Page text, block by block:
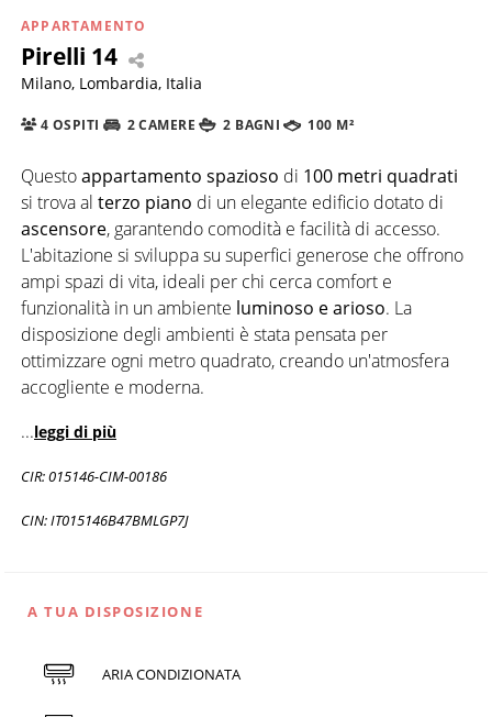
APPARTAMENTO
Pirelli 14
Milano, Lombardia, Italia
4 OSPITI 2 CAMERE 2 BAGNI 100 M²
Questoappartamento spazioso di 100 metri quadrati
si trova al terzo piano di un elegante edificio dotato di
ascensore, garantendo comodità e facilità di accesso.
L'abitazione si sviluppa su superfici generose che offrono
ampi spazi di vita, ideali per chi cerca comfort e
funzionalità in un ambiente luminoso e arioso. La
disposizione degli ambienti è stata pensata per
ottimizzare ogni metro quadrato, creando un'atmosfera
accogliente e moderna.
...leggi di più
CIR: 015146-CIM-00186
CIN: IT015146B47BMLGP7J
A TUA DISPOSIZIONE
ARIA CONDIZIONATA